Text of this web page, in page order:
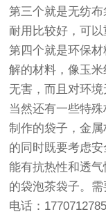
第三个就是无纺
耐用比较好，可以
第四个就是环保
解的材料，像玉
无害，而且对环境
当然还有一些特
制作的袋子，金
的同时既要考虑
能有抗热性和透
的袋泡茶袋子。
电话：